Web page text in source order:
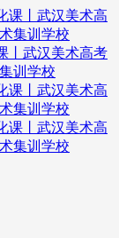
丨武汉美术高考
训学校